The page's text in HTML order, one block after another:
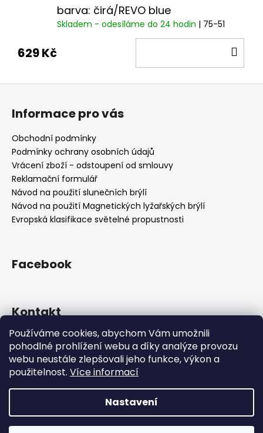
Používáme cookies, abychom Vám umožnili
pohodlné prohlížení webu a díky analýze provozu
webu neustále zlepšovali jeho funkce, výkon a
použitelnost. Více informací
Nastavení
**Upozornění pro zákazníky** Ve dnech **5.–7. 8.**
čerpáme dovolenou. Objednávky přijaté v tomto období
barva: čirá/REVO blue
Skladem - odesíláme do 24 hodin | 75-51
629 Kč
Informace pro vás
Obchodní podmínky
Podmínky ochrany osobních údajů
Vrácení zboží - odstoupení od smlouvy
Reklamační formulář
Návod na použití slunečních brýlí
Návod na použití Magnetických lyžařských brýlí
Evropská klasifikace světelné propustnosti
Facebook
Kontakt
info@sportsunglasses.cz
+420 605 549 542
nezvedáme telefon? napište email
Copyright 2026SSG. Všechna práva vyhrazena.Upravit